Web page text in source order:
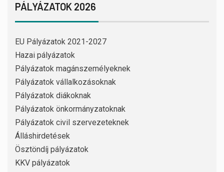
PÁLYÁZATOK 2026
EU Pályázatok 2021-2027
Hazai pályázatok
Pályázatok magánszemélyeknek
Pályázatok vállalkozásoknak
Pályázatok diákoknak
Pályázatok önkormányzatoknak
Pályázatok civil szervezeteknek
Álláshirdetések
Ösztöndíj pályázatok
KKV pályázatok